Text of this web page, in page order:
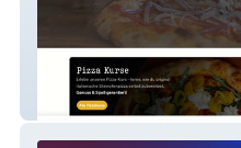
PizzaSoul